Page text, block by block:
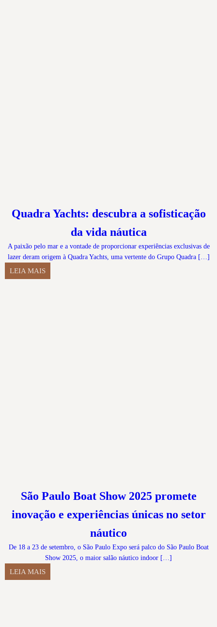
Quadra Yachts: descubra a sofisticação
da vida náutica
A paixão pelo mar e a vontade de proporcionar experiências exclusivas de
lazer deram origem à Quadra Yachts, uma vertente do Grupo Quadra […]
LEIA MAIS
São Paulo Boat Show 2025 promete
inovação e experiências únicas no setor
náutico
De 18 a 23 de setembro, o São Paulo Expo será palco do São Paulo Boat
Show 2025, o maior salão náutico indoor […]
LEIA MAIS